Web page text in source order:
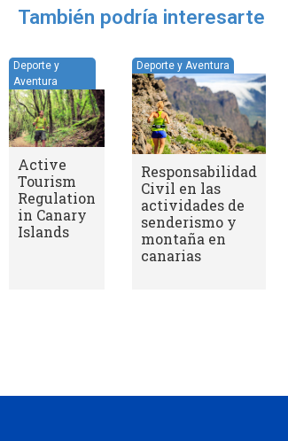
También podría interesarte
y Aventura
en las
de
y
en
Deporte y
Aventura
Regulación
del
Turismo
Activo en
Canarias